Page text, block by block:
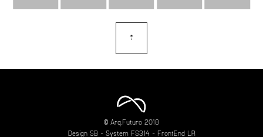
⇡
© Arq.Futuro 2018
Design SB- System FS314 - FrontEnd LR